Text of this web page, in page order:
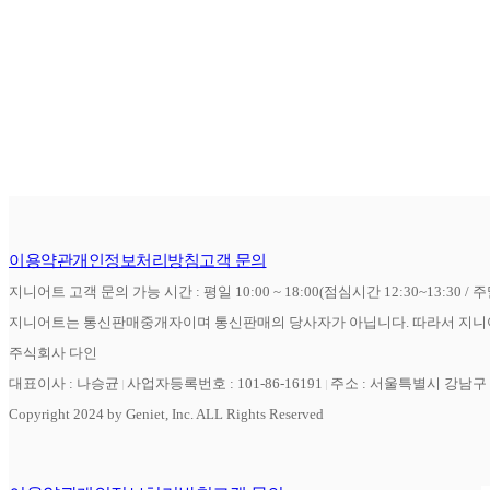
이용약관개인정보처리방침고객 문의
지니어트 고객 문의 가능 시간 : 평일 10:00 ~ 18:00(점심시간 12:30~13:30 /
지니어트는 통신판매중개자이며 통신판매의 당사자가 아닙니다. 따라서 지
주식회사 다인
대표이사 : 나승균 사업자등록번호 : 101-86-16191
주소 : 서울특별시 강남
Copyright 2024 by Geniet, Inc. ALL Rights Reserved